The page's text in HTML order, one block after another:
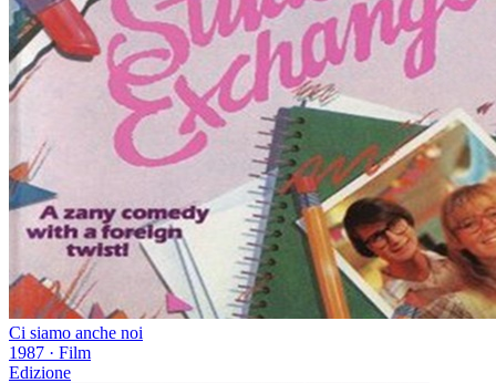
Ci siamo anche noi
1987 · Film
Edizione